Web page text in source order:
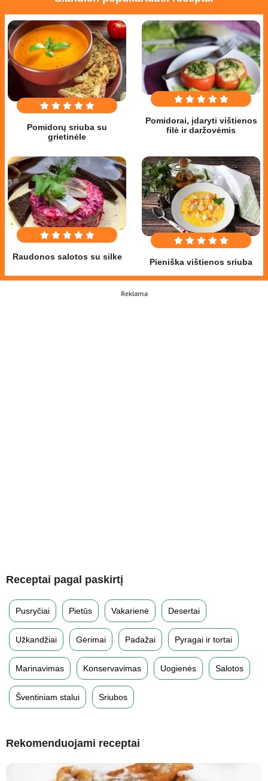
Pomidorų sriuba su
grietinėle
Pomidorai, įdaryti vištienos
filė ir daržovėmis
Raudonos salotos su silke
Pieniška vištienos sriuba
Reklama
Receptai pagal paskirtį
Pusryčiai Pietūs Vakarienė Desertai
Užkandžiai Gėrimai Padažai Pyragai ir tortai
Marinavimas Konservavimas Uogienės Salotos
Šventiniam stalui Sriubos
Rekomenduojami receptai